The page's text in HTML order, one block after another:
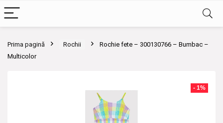
Prima pagină Rochii
Rochie fete – 300130766 – Bumbac –
Multicolor
- 1%